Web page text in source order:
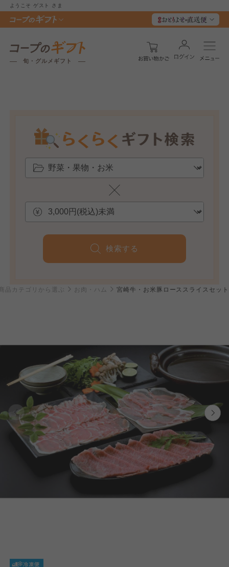
ようこそ ゲスト さま
旬・グルメギフト
検索する
品カテゴリから選ぶ お肉・ハム 宮崎牛・お米豚ローススライスセット
このサイトは7つの生協から業務委託を受けて、
かりしている個人情報については、コープ事業
このサイトは7つの生協から業務委託を受けて、